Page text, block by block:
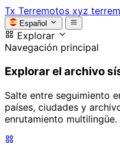
Tx Terremotos xyz
Español
Explorar
Navegación principal
Explorar el archivo
Salte entre seguimiento
países, ciudades y
enrutamiento multilingüe.